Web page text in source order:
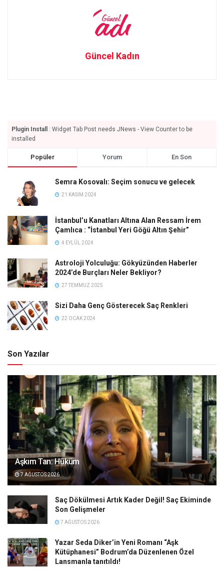
Güncel Kadın
Plugin Install
: Widget Tab Post needs JNews - View Counter to be
installed
Popüler Yorum En Son
Semra Kosovalı: Seçim sonucu ve gelecek
21 KASIM 2024
İstanbul’u Kanatları Altına Alan Ressam İrem
Çamlıca : “İstanbul Yeri Göğü Altın Şehir”
4 EYLÜL 2024
Astroloji Yolculuğu: Gökyüzünden Haberler
2024’de Burçları Neler Bekliyor?
27 TEMMUZ 2025
Sizi Daha Genç Gösterecek Saç Renkleri
22 OCAK 2024
Son Yazılar
Aşkım Tan: Hüküm
7 AĞUSTOS 2026
Saç Dökülmesi Artık Kader Değil! Saç Ekiminde
Son Gelişmeler
7 AĞUSTOS 2026
Yazar Seda Diker’in Yeni Romanı “Aşk
Kütüphanesi” Bodrum’da Düzenlenen Özel
Lansmanla tanıtıldı!